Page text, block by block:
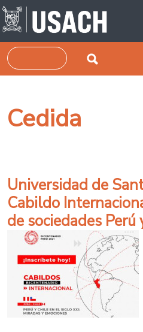
Pasar al contenido principal
Buscar
Cedida
Universidad de
Cabildo
de sociedades Perú